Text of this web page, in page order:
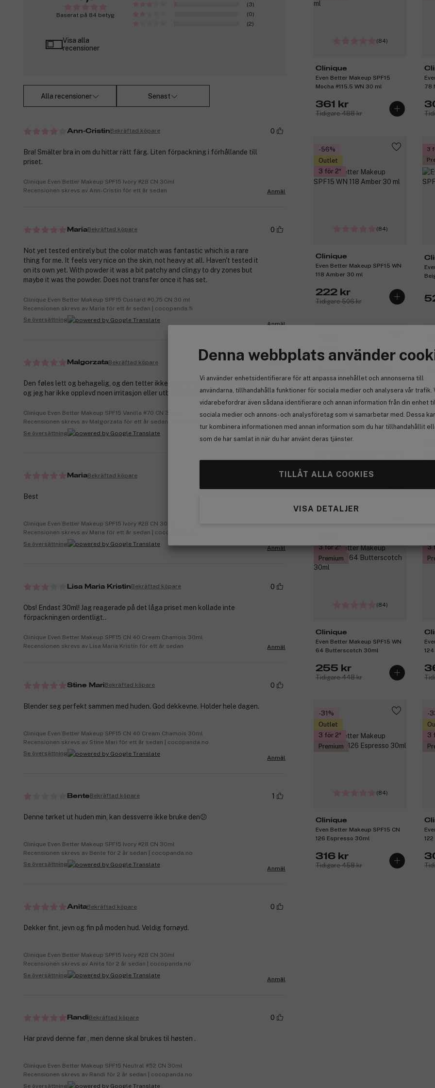
Denna webbplats använder
Vi använder enhetsidentifierare för att anpassa innehållet och annonserna till
användarna, tillhandahålla funktioner för sociala medier och analysera vår trafik.
vidarebefordrar även sådana identifierare och annan information från din enhet
sociala medier och annons- och analysföretag som vi samarbetar med. Dessa
tur kombinera informationen med annan information som du har tillhandahållit
som de har samlat in när du har använt deras tjänster.
TILLÅT ALLA COOKIES
VISA DETALJER
(84)
Clinique
Even Better Makeup SPF15
Mocha #115.5 WN 30 ml
361 kr
Tidigare 488 kr
78
-56%
Outlet
3 för 2
(84)
Clinique
Even Better Makeup SPF15 WN
118 Amber 30 ml
222 kr
Tidigare 506 kr
3
3 för 2
(84)
Tidigare 537 kr
3
3 för 2
Premium
(84)
Clinique
Even Better Makeup SPF15 WN
64 Butterscotch 30ml
255 kr
Tidigare 448 kr
3
-31%
Outlet
3 för 2
Premium
(84)
Clinique
Even Better Makeup SPF15 CN
126 Espresso 30ml
316 kr
Tidigare 458 kr
-
3
Baserat på 84 betyg
(3)
(0)
(2)
Visa alla
recensioner
Alla recensioner Senast
Ann-CristinBekräftad köpare 0
Bra! Smälter bra in om du hittar rätt färg. Liten förpackning i förhållande till
priset.
Clinique Even Better Makeup SPF15 Ivory #28 CN 30ml
Recensionen skrevs av Ann-Cristin för ett år sedan
Anmäl
MariaBekräftad köpare 0
Not yet tested entirely but the color match was fantastic which is a rare
thing for me. It feels very nice on the skin, not heavy at all. Haven't tested it
on its own yet. With powder it was a bit patchy and clingy to dry zones but
maybe it was the powder. Does not transfer once it has set.
Clinique Even Better Makeup SPF15 Custard #0,75 CN 30 ml
Recensionen skrevs av Maria för ett år sedan | cocopanda.fi
Se översättning
Anmäl
MalgorzataBekräftad köpare 0
Den føles lett og behagelig, og den tetter ikke porene. Jeg har sensitiv hud,
og jeg har ikke opplevd noen irritasjon eller utbrudd etter bruk.
Clinique Even Better Makeup SPF15 Vanilla #70 CN 30ml
Recensionen skrevs av Malgorzata för ett år sedan | cocopanda.no
Se översättning
Anmäl
MariaBekräftad köpare
Best
Clinique Even Better Makeup SPF15 Ivory #28 CN 30ml
Recensionen skrevs av Maria för ett år sedan | cocopanda.no
Se översättning
Anmäl
Lisa Maria KristinBekräftad köpare 0
Obs! Endast 30ml! Jag reagerade på det låga priset men kollade inte
förpackningen ordentligt..
Clinique Even Better Makeup SPF15 CN 40 Cream Chamois 30ml
Recensionen skrevs av Lisa Maria Kristin för ett år sedan
Anmäl
Stine MariBekräftad köpare 0
Blender seg perfekt sammen med huden. God dekkevne. Holder hele dagen.
Clinique Even Better Makeup SPF15 CN 40 Cream Chamois 30ml
Recensionen skrevs av Stine Mari för ett år sedan | cocopanda.no
Se översättning
Anmäl
BenteBekräftad köpare 1
Denne tørket ut huden min, kan dessverre ikke bruke den😕
Clinique Even Better Makeup SPF15 Ivory #28 CN 30ml
Recensionen skrevs av Bente för 2 år sedan | cocopanda.no
Se översättning
Anmäl
AnitaBekräftad köpare 0
Dekker fint, jevn og fin på moden hud. Veldig fornøyd.
Clinique Even Better Makeup SPF15 Ivory #28 CN 30ml
Recensionen skrevs av Anita för 2 år sedan | cocopanda.no
Se översättning
Anmäl
RandiBekräftad köpare 0
Har prøvd denne før , men denne skal brukes til høsten .
Clinique Even Better Makeup SPF15 Neutral #52 CN 30ml
Recensionen skrevs av Randi för 2 år sedan | cocopanda.no
Se översättning